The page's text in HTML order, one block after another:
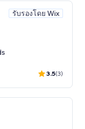
รับรองโดย Wix
3.5(3)